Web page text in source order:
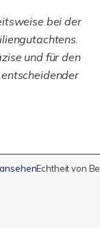
bei der
und für den
Echtheit von